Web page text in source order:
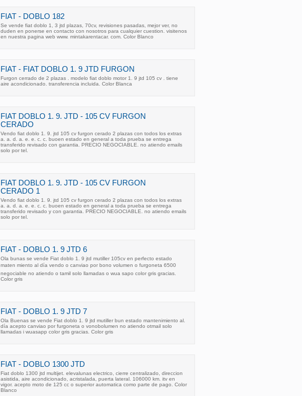
FIAT - DOBLO 182
Se vende fiat doblo 1, 3 jtd plazas, 70cv, revisiones pasadas, mejor ver, no
duden en ponerse en contacto con nosotros para cualquier cuestion. visitenos
en nuestra pagina web www. mintakarentacar. com. Color Blanco
FIAT - FIAT DOBLO 1. 9 JTD FURGON
Furgon cerrado de 2 plazas . modelo fiat doblo motor 1. 9 jtd 105 cv . tiene
aire acondicionado. transferencia incluida. Color Blanca
FIAT DOBLO 1. 9. JTD - 105 CV FURGON
CERADO
Vendo fiat doblo 1. 9. jtd 105 cv furgon cerado 2 plazas con todos los extras
a. a. d. a. e. e. c. c. buoen estado en general a toda prueba se entrega
transferido revisado con garantia. PRECIO NEGOCIABLE. no atiendo emails
solo por tel.
FIAT DOBLO 1. 9. JTD - 105 CV FURGON
CERADO 1
Vendo fiat doblo 1. 9. jtd 105 cv furgon cerado 2 plazas con todos los extras
a. a. d. a. e. e. c. c. buoen estado en general a toda prueba se entrega
transferido revisado y con garantia. PRECIO NEGOCIABLE. no atiendo emails
solo por tel.
FIAT - DOBLO 1. 9 JTD 6
Ola bunas se vende Fiat doblo 1. 9 jtd mutiller 105cv en perfecto estado
maten miento al día vendo o canviao por bono volumen o furgoneta 6500
negociable no atiendo o tamil solo llamadas o wua sapo color gris gracias.
Color gris
FIAT - DOBLO 1. 9 JTD 7
Ola Buenas se vende Fiat doblo 1. 9 jtd mutiller bun estado mantenimiento al.
día acepto canviao por furgoneta o vonobolumen no atiendo otmail solo
llamadas i wuasapp color gris gracias. Color gris
FIAT - DOBLO 1300 JTD
Fiat doblo 1300 jtd multijet. elevalunas electrico, cierre centralizado, direccion
asistida, aire acondicionado, acristalada, puerta lateral. 106000 km. itv en
vigor. acepto moto de 125 cc o superior automatica como parte de pago. Color
Blanco